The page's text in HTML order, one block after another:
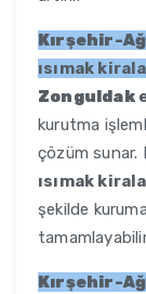
Kırşehir-
ısımak
Zonguldak
kurutma
çözüm sunar.
ısımak
şekilde
Kırşehir-